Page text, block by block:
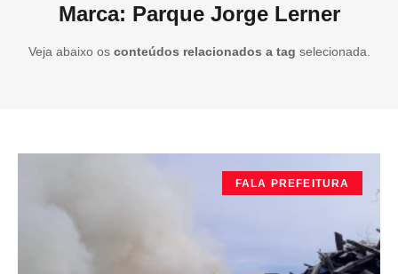
Marca: Parque Jorge Lerner
Veja abaixo os conteúdos relacionados a tag selecionada.
FALA PREFEITURA